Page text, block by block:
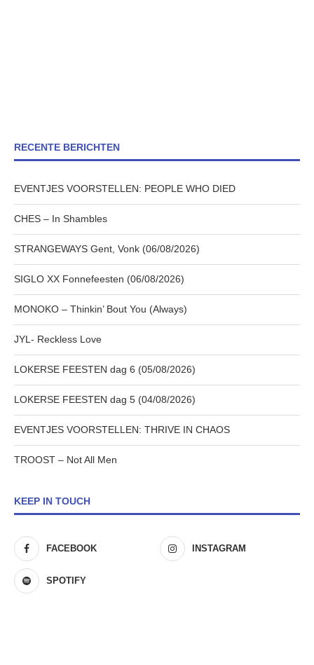
RECENTE BERICHTEN
EVENTJES VOORSTELLEN: PEOPLE WHO DIED
CHES – In Shambles
STRANGEWAYS Gent, Vonk (06/08/2026)
SIGLO XX Fonnefeesten (06/08/2026)
MONOKO – Thinkin’ Bout You (Always)
JYL- Reckless Love
LOKERSE FEESTEN dag 6 (05/08/2026)
LOKERSE FEESTEN dag 5 (04/08/2026)
EVENTJES VOORSTELLEN: THRIVE IN CHAOS
TROOST – Not All Men
KEEP IN TOUCH
FACEBOOK INSTAGRAM
SPOTIFY